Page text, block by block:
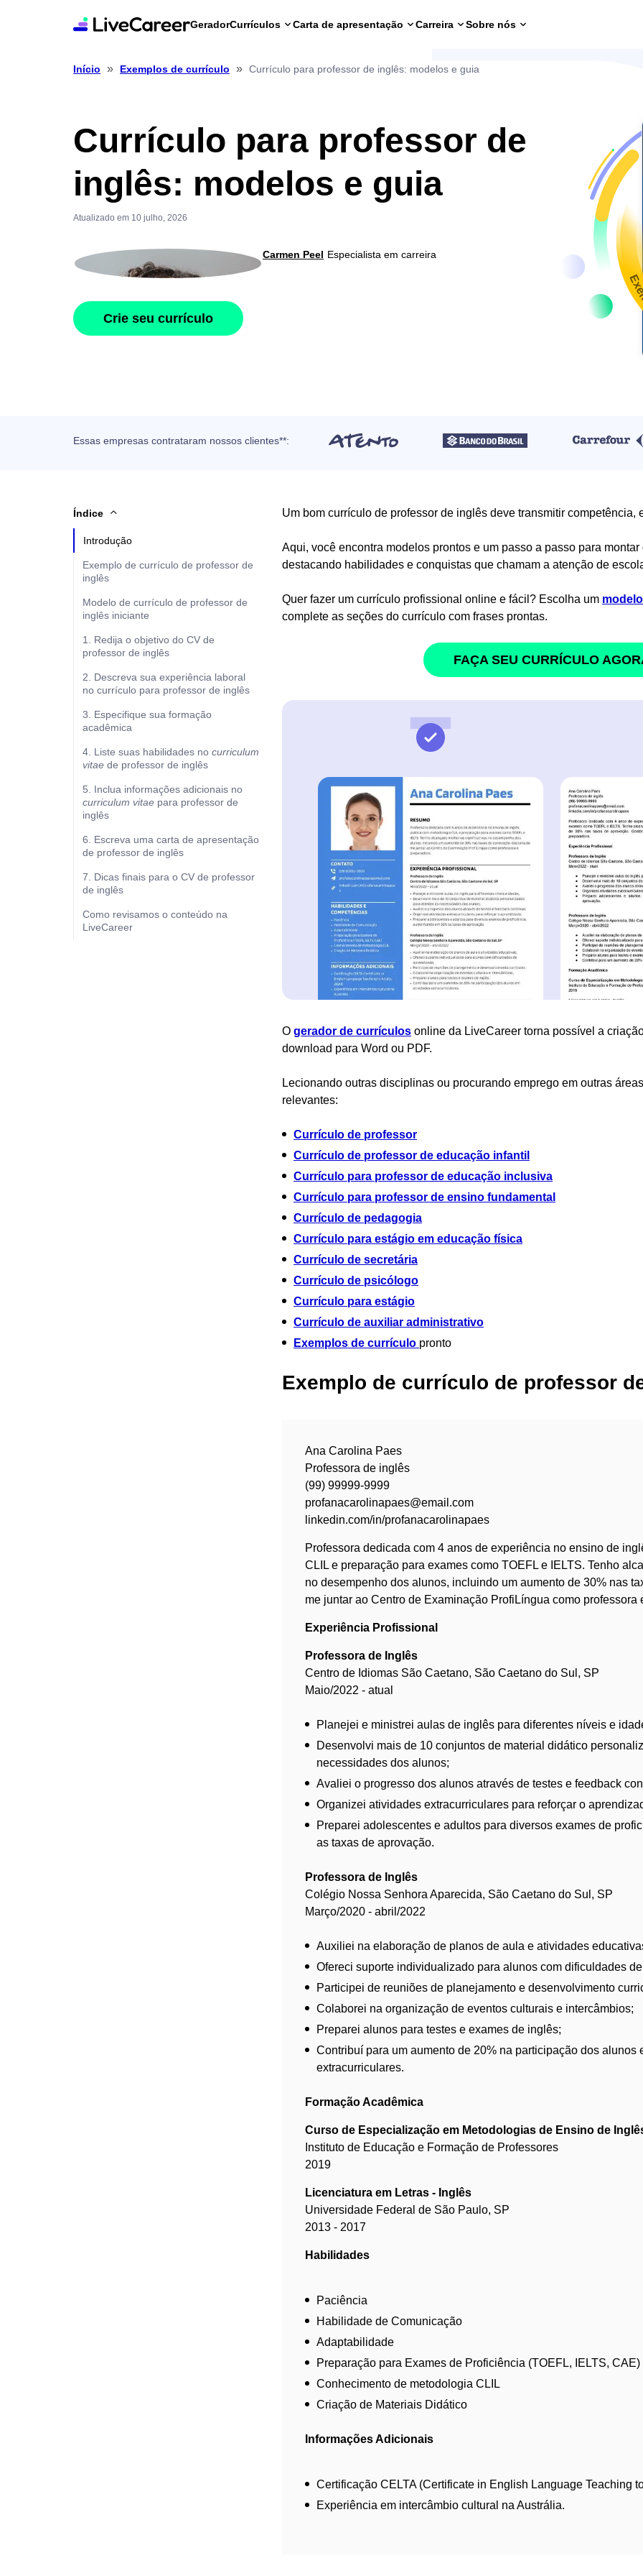
GeradorCurrículos Carta de apresentação Carreira Sobre nós
Início » Exemplos de currículo » Currículo para professor de inglês: modelos e guia
Currículo para professor de
inglês: modelos e guia
Atualizado em 10 julho, 2026
Carmen Peel Especialista em carreira
Crie seu currículo
Essas empresas contrataram nossos clientes**:
Índice
Introdução
Exemplo de currículo de professor de
inglês
Modelo de currículo de professor de
inglês iniciante
1. Redija o objetivo do CV de
professor de inglês
2. Descreva sua experiência laboral
no currículo para professor de inglês
3. Especifique sua formação
acadêmica
4. Liste suas habilidades no curriculum
vitae de professor de inglês
5. Inclua informações adicionais no
curriculum vitae para professor de
inglês
6. Escreva uma carta de apresentação
de professor de inglês
7. Dicas finais para o CV de professor
de inglês
Como revisamos o conteúdo na
LiveCareer
Um bom currículo de professor de inglês deve transmitir
Aqui, você encontra modelos prontos e um passo a passo para montar
destacando habilidades e conquistas que chamam a atenção de
Quer fazer um currículo profissional online e fácil? Escolha um
complete as seções do currículo com frases prontas.
FAÇA SEU CURRÍCULO
O gerador de currículos online da LiveCareer torna possível a
download para Word ou PDF.
Lecionando outras disciplinas ou procurando emprego em outras
relevantes:
Currículo de professor
Currículo de professor de educação infantil
Currículo para professor de educação inclusiva
Currículo para professor de ensino fundamental
Currículo de pedagogia
Currículo para estágio em educação física
Currículo de secretária
Currículo de psicólogo
Currículo para estágio
Currículo de auxiliar administrativo
Exemplos de currículo pronto
Exemplo de currículo de professor
Ana Carolina Paes
Professora de inglês
(99) 99999-9999
profanacarolinapaes@email.com
linkedin.com/in/profanacarolinapaes
Professora dedicada com 4 anos de experiência no ensino de
CLIL e preparação para exames como TOEFL e IELTS. Tenho
no desempenho dos alunos, incluindo um aumento de 30% nas
me juntar ao Centro de Examinação ProfiLíngua como professora
Experiência Profissional
Professora de Inglês
Centro de Idiomas São Caetano, São Caetano do Sul, SP
Maio/2022 - atual
Planejei e ministrei aulas de inglês para diferentes níveis e
Desenvolvi mais de 10 conjuntos de material didático
necessidades dos alunos;
Avaliei o progresso dos alunos através de testes e feedback
Organizei atividades extracurriculares para reforçar o
Preparei adolescentes e adultos para diversos exames de
as taxas de aprovação.
Professora de Inglês
Colégio Nossa Senhora Aparecida, São Caetano do Sul, SP
Março/2020 - abril/2022
Auxiliei na elaboração de planos de aula e atividades
Ofereci suporte individualizado para alunos com dificuldades
Participei de reuniões de planejamento e desenvolvimento
Colaborei na organização de eventos culturais e intercâmbios;
Preparei alunos para testes e exames de inglês;
Contribuí para um aumento de 20% na participação dos alunos
extracurriculares.
Formação Acadêmica
Curso de Especialização em Metodologias de Ensino de
Instituto de Educação e Formação de Professores
2019
Licenciatura em Letras - Inglês
Universidade Federal de São Paulo, SP
2013 - 2017
Habilidades
Paciência
Habilidade de Comunicação
Adaptabilidade
Preparação para Exames de Proficiência (TOEFL, IELTS, CAE)
Conhecimento de metodologia CLIL
Criação de Materiais Didático
Informações Adicionais
Certificação CELTA (Certificate in English Language Teaching
Experiência em intercâmbio cultural na Austrália.